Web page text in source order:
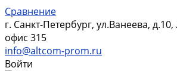
Сравнение
г. Санкт-Петербург, ул.Ванеева,
офис 315
info@altcom-prom.ru
Войти